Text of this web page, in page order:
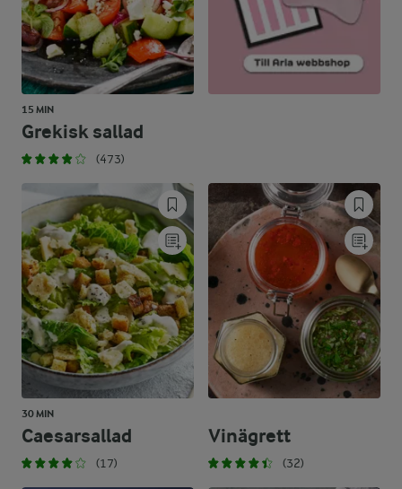
15 MIN
Grekisk sallad
(473)
30 MIN
Caesarsallad
(17)
Vinägrett
(32)